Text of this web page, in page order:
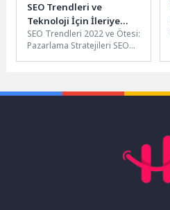
SEO Trendleri ve
Teknoloji İçin İleriye
Dönük Pazarlama
Stratejileri
SEO Trendleri 2022 ve Ötesi:
Pazarlama Stratejileri SEO